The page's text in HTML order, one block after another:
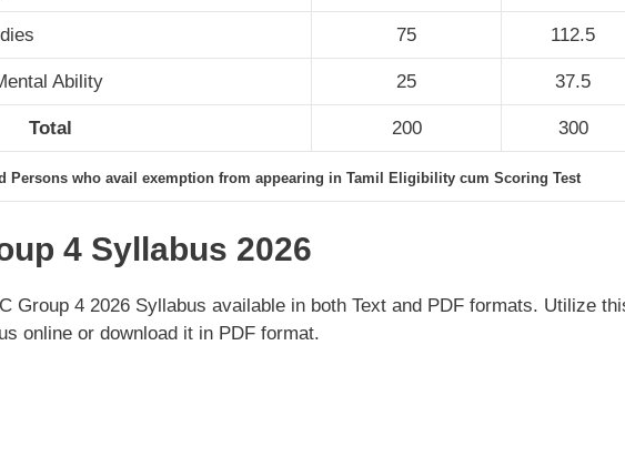
75 112.5
Ability 25 37.5
Total 200 300
Persons who avail exemption from appearing in Tamil Eligibility cum Scoring Test
4 Syllabus 2026
Group 4 2026 Syllabus available in both Text and PDF formats. Utilize
online or download it in PDF format.